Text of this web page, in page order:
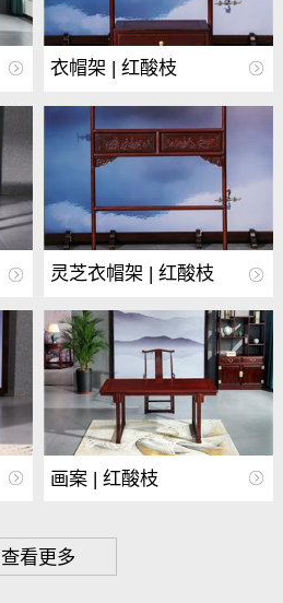
衣帽架 | 红酸枝
灵芝衣帽架 | 红酸枝
画案 | 红酸枝
查看更多